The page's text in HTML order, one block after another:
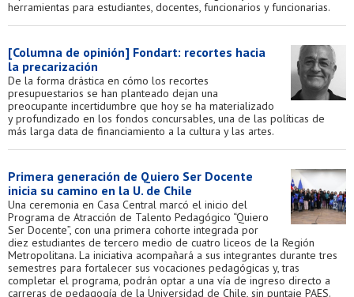
herramientas para estudiantes, docentes, funcionarios y funcionarias.
[Columna de opinión] Fondart: recortes hacia
la precarización
De la forma drástica en cómo los recortes
presupuestarios se han planteado dejan una
preocupante incertidumbre que hoy se ha materializado
y profundizado en los fondos concursables, una de las políticas de
más larga data de financiamiento a la cultura y las artes.
Primera generación de Quiero Ser Docente
inicia su camino en la U. de Chile
Una ceremonia en Casa Central marcó el inicio del
Programa de Atracción de Talento Pedagógico “Quiero
Ser Docente”, con una primera cohorte integrada por
diez estudiantes de tercero medio de cuatro liceos de la Región
Metropolitana. La iniciativa acompañará a sus integrantes durante tres
semestres para fortalecer sus vocaciones pedagógicas y, tras
completar el programa, podrán optar a una vía de ingreso directo a
carreras de pedagogía de la Universidad de Chile, sin puntaje PAES.